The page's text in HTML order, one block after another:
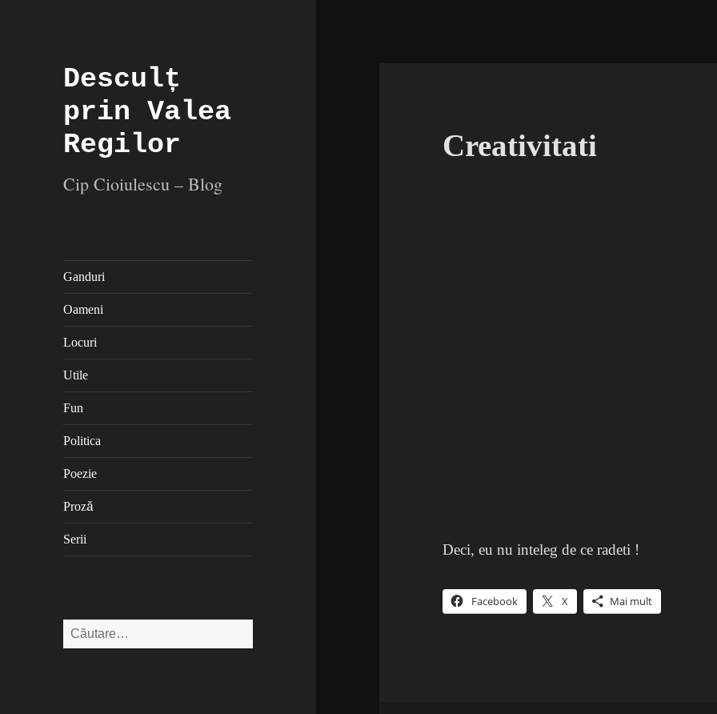
Desculț
prin Valea
Regilor
Cip Cioiulescu – Blog
Ganduri
Oameni
Locuri
Utile
Fun
Politica
Poezie
Proză
Serii
Caută
după:
Creativitati
Deci, eu nu inteleg de ce radeti !
Facebook X Mai mult